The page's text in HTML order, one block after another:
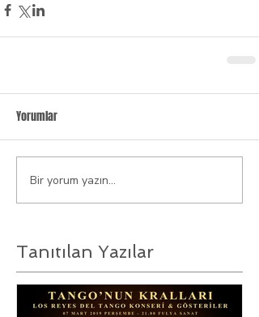
Yorumlar
Bir yorum yazın...
Tanıtılan Yazılar